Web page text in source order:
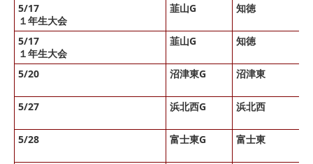
5/17
１年生大会
韮山G 知徳
5/17
１年生大会
韮山G 知徳
5/20 沼津東G 沼津東
5/27 浜北西G 浜北西
5/28 富士東G 富士東